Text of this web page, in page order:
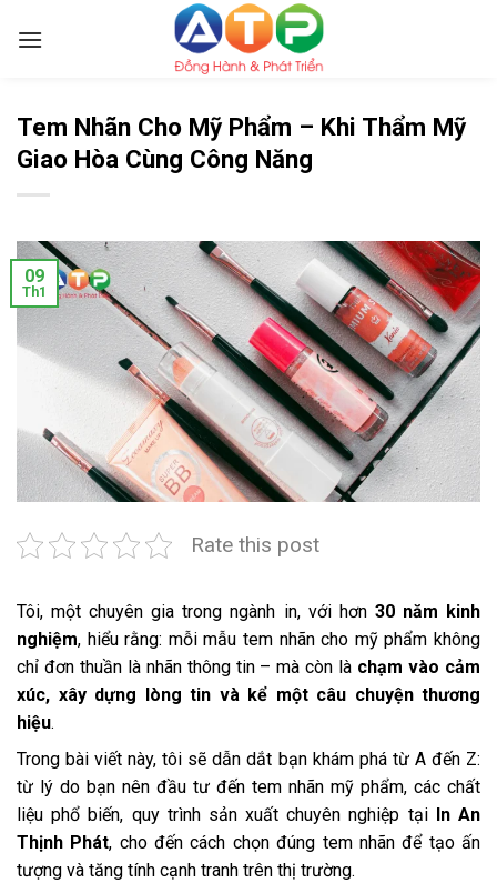
Tem Nhãn Cho Mỹ Phẩm – Khi Thẩm Mỹ
Giao Hòa Cùng Công Năng
09
Th1
Rate this post
Tôi, một chuyên gia trong ngành in, với hơn 30 năm kinh
nghiệm, hiểu rằng: mỗi mẫu tem nhãn cho mỹ phẩm không
chỉ đơn thuần là nhãn thông tin – mà còn là chạm vào cảm
xúc, xây dựng lòng tin và kể một câu chuyện thương
hiệu.
Trong bài viết này, tôi sẽ dẫn dắt bạn khám phá từ A đến Z:
từ lý do bạn nên đầu tư đến tem nhãn mỹ phẩm, các chất
liệu phổ biến, quy trình sản xuất chuyên nghiệp tại In An
Thịnh Phát, cho đến cách chọn đúng tem nhãn để tạo ấn
tượng và tăng tính cạnh tranh trên thị trường.